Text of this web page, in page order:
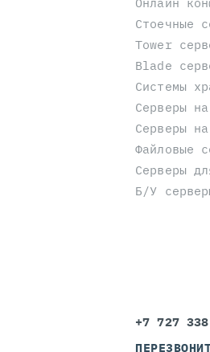
Стоечные
Tower
Blade
Системы
Серверы
Серверы
Файловые
Серверы
Б/У
+7 727